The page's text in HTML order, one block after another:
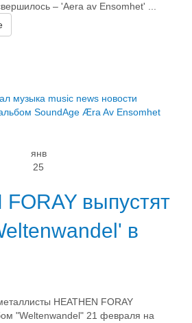
– 'Aera av Ensomhet' ...
музыка music news новости
SoundAge Æra Av Ensomhet
янв
25
FORAY выпустят
в
HEATHEN FORAY
"Weltenwandel" 21 февраля на